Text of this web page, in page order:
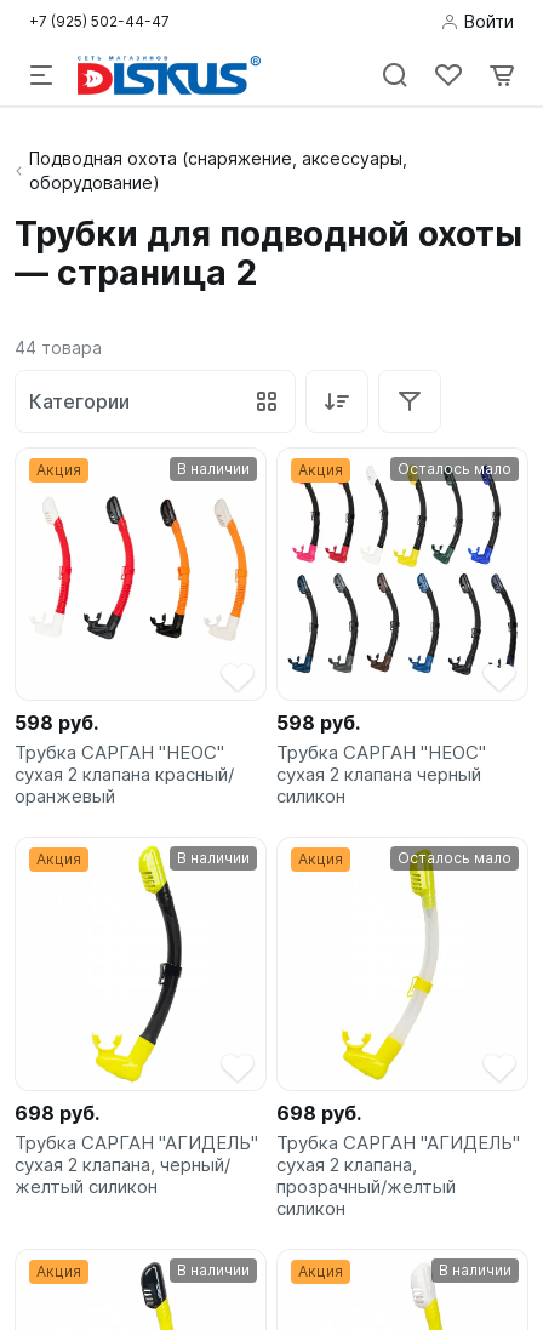
+7 (925) 502-44-47 Войти
Подводная
охота
Дайвинг
Бассейн
SUP-
сёрфинг
Бренды
Подводная охота (снаряжение, аксессуары,
оборудование)
Трубки для подводной охоты
— страница 2
44 товара
Категории
Акция В наличии
598 руб.
Трубка САРГАН "НЕОС"
сухая 2 клапана красный/
оранжевый
Акция Осталось мало
598 руб.
Трубка САРГАН "НЕОС"
сухая 2 клапана черный
силикон
Акция В наличии
698 руб.
Трубка САРГАН "АГИДЕЛЬ"
сухая 2 клапана, черный/
желтый силикон
Акция Осталось мало
698 руб.
Трубка САРГАН "АГИДЕЛЬ"
сухая 2 клапана,
прозрачный/желтый
силикон
Акция В наличии Акция В наличии